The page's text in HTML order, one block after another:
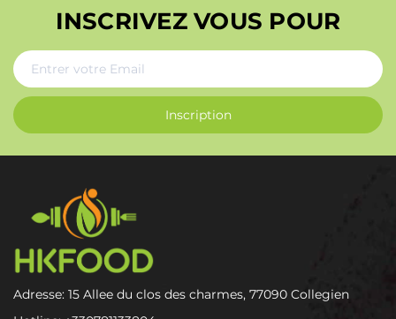
INSCRIVEZ VOUS POUR
Inscription
Adresse: 15 Allee du clos des charmes, 77090 Collegien